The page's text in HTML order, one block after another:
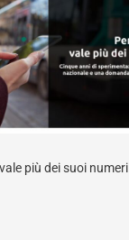
più dei suoi numeri